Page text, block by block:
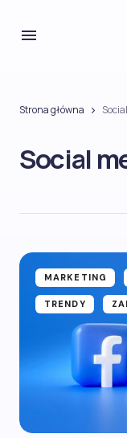
Strona główna
Social
MARKETING
TRENDY